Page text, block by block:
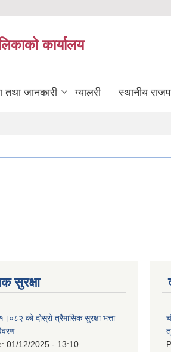
कार्यालय
तथा जानकारी ग्यालरी स्थानीय
सुरक्षा
को दोस्रो त्रैमासिक सुरक्षा भत्ता
01/12/2025 - 13:10